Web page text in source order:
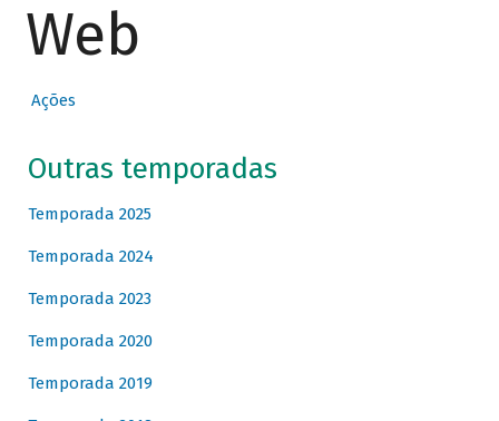
Web
Ações
Outras temporadas
Temporada 2025
Temporada 2024
Temporada 2023
Temporada 2020
Temporada 2019